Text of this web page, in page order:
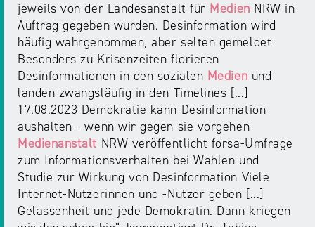
jeweils von der Landesanstalt für Medien NRW in
Auftrag gegeben wurden. Desinformation wird
häufig wahrgenommen, aber selten gemeldet
Besonders zu Krisenzeiten florieren
Desinformationen in den sozialen Medien und
landen zwangsläufig in den Timelines [...]
17.08.2023 Demokratie kann Desinformation
aushalten - wenn wir gegen sie vorgehen
Medienanstalt NRW veröffentlicht forsa-Umfrage
zum Informationsverhalten bei Wahlen und
Studie zur Wirkung von Desinformation Viele
Internet-Nutzerinnen und -Nutzer geben [...]
Gelassenheit und jede Demokratin. Dann kriegen